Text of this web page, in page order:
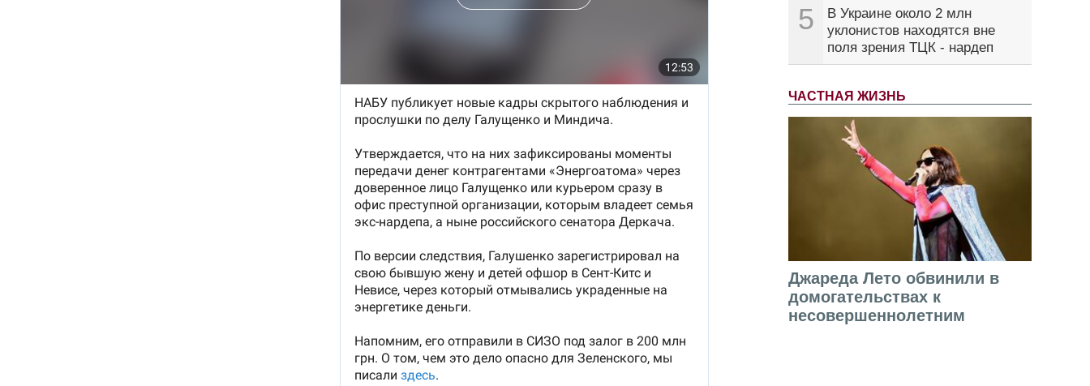
5
В Украине около 2 млн
уклонистов находятся вне
поля зрения ТЦК - нардеп
ЧАСТНАЯ ЖИЗНЬ
Джареда Лето обвинили в
домогательствах к
несовершеннолетним